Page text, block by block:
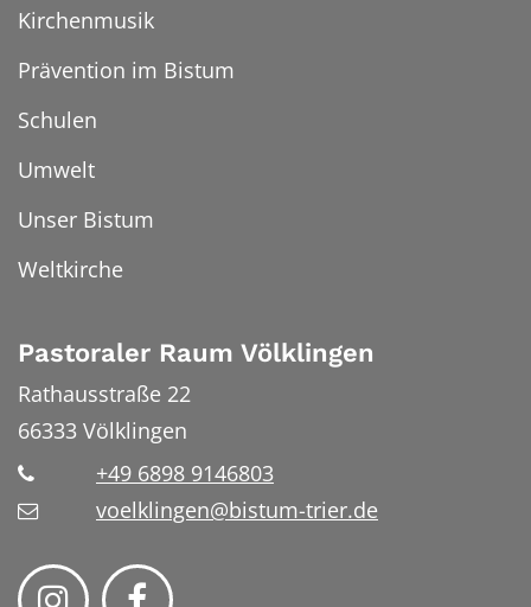
Kirchenmusik
Prävention im Bistum
Schulen
Umwelt
Unser Bistum
Weltkirche
Pastoraler Raum Völklingen
Rathausstraße 22
66333 Völklingen
+49 6898 9146803
voelklingen@bistum-trier.de